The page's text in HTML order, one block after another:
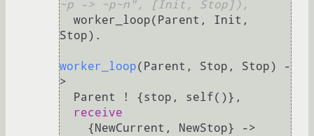
~p -> ~p~n", [Init, Stop]),
Stop).
worker_loop(Parent, Stop, Stop)
-
>
receive